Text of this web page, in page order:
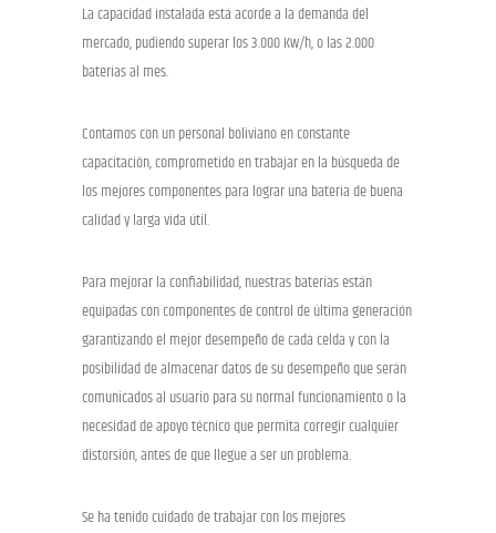
La capacidad instalada está acorde a la demanda del
mercado, pudiendo superar los 3.000 Kw/h, o las 2.000
baterías al mes.
Contamos con un personal boliviano en constante
capacitación, comprometido en trabajar en la búsqueda de
los mejores componentes para lograr una batería de buena
calidad y larga vida útil.
Para mejorar la confiabilidad, nuestras baterías están
equipadas con componentes de control de última generación
garantizando el mejor desempeño de cada celda y con la
posibilidad de almacenar datos de su desempeño que serán
comunicados al usuario para su normal funcionamiento o la
necesidad de apoyo técnico que permita corregir cualquier
distorsión, antes de que llegue a ser un problema.
Se ha tenido cuidado de trabajar con los mejores